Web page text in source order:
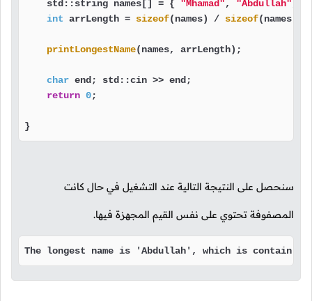
    std::string names[] = {
"Mhamad", "Abdullah"
int arrLength = sizeof(names) / sizeof(names[
printLongestName(names, arrLength);
char end; std::cin >> end;
return 0;
}
سنحصل على النتيجة التالية عند التشغيل في حال كانت
المصفوفة تحتوي على نفس القيم المجهزة فيها.
The longest name is 'Abdullah', which is contain 8